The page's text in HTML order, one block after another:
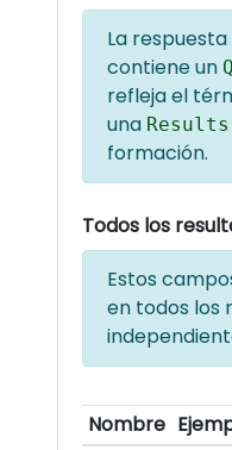
La
contiene un
refleja el
una Results
formación.
Todos los
Estos
en todos los
Nombre